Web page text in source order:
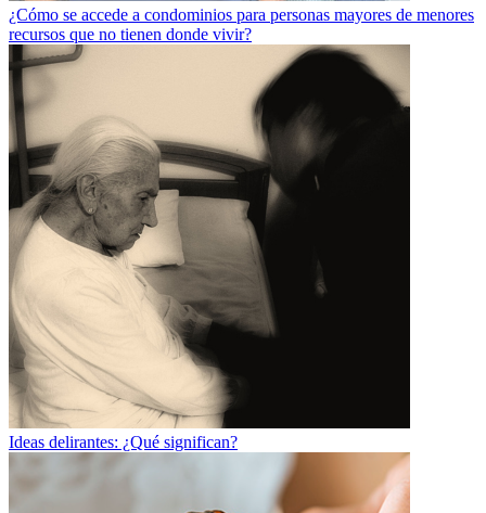
¿Cómo se accede a condominios para personas mayores de menores
recursos que no tienen donde vivir?
Ideas delirantes: ¿Qué significan?